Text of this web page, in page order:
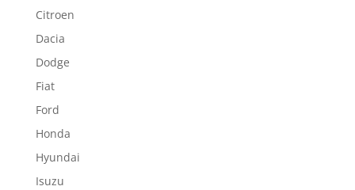
Citroen
Dacia
Dodge
Fiat
Ford
Honda
Hyundai
Isuzu